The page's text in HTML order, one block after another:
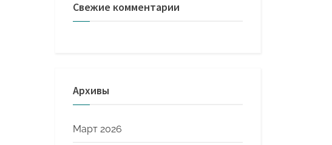
Свежие комментарии
Архивы
Март 2026